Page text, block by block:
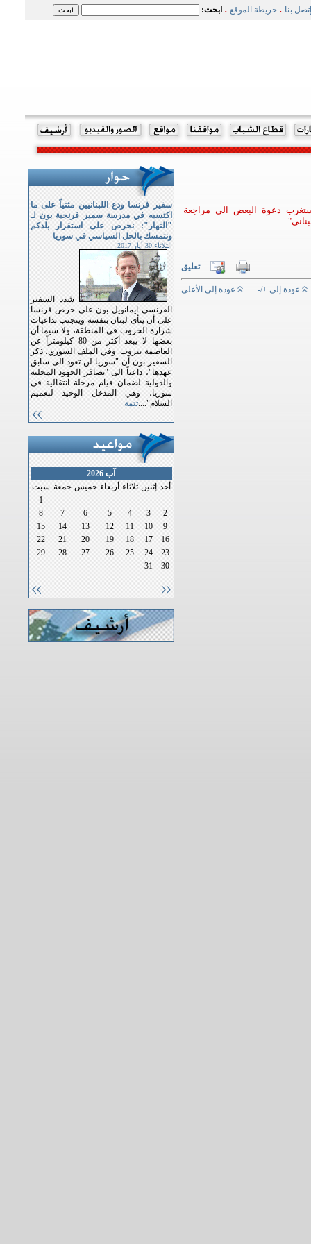
إتصل بنا . خريطة الموقع . ابحث:
دعوة البعض الى مراجعة
تعليق
عودة إلى +/- عودة إلى الأعلى
سفير فرنسا ودع اللبنانيين مثنياً على ما
اكتسبه في مدرسة سمير فرنجية بون لـ
"النهار": نحرص على استقرار بلدكم
ونتمسك بالحل السياسي في سوريا
الثلاثاء 30 أيار 2017
شدد السفير
الفرنسي ايمانويل بون على حرص فرنسا
على أن ينأى لبنان بنفسه ويتجنب تداعيات
شرارة الحروب في المنطقة، ولا سيما أن
بعضها لا يبعد أكثر من 80 كيلومتراً عن
العاصمة بيروت. وفي الملف السوري، ذكر
السفير بون أن "سوريا لن تعود الى سابق
عهدها"، داعياً الى "تضافر الجهود المحلية
والدولية لضمان قيام مرحلة انتقالية في
سوريا، وهي المدخل الوحيد لتعميم
السلام"....تتمة
آب 2026
أحد إثنين ثلاثاء أربعاء خميس جمعة سبت
1
2
3
4
5
6
7
8
9
10
11
12
13
14
15
16
17
18
19
20
21
22
23
24
25
26
27
28
29
30
31